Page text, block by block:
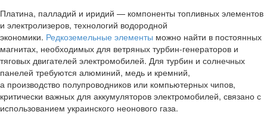
Платина, палладий и иридий — компоненты топливных элементов
и электролизеров, технологий водородной
экономики. Редкоземельные элементы можно найти в постоянных
магнитах, необходимых для ветряных турбин-генераторов и
тяговых двигателей электромобилей. Для турбин и солнечных
панелей требуются алюминий, медь и кремний,
а производство полупроводников или компьютерных чипов,
критически важных для аккумуляторов электромобилей, связано с
использованием украинского неонового газа.